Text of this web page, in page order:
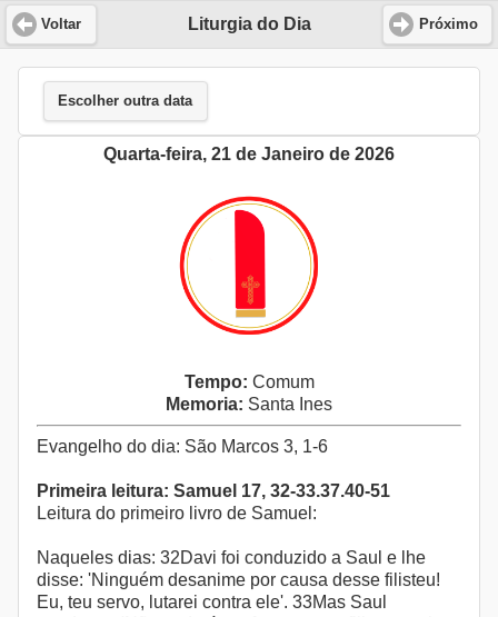
Liturgia do Dia
Voltar Próximo
Escolher outra data
Quarta-feira, 21 de Janeiro de 2026
Tempo: Comum
Memoria: Santa Ines
Evangelho do dia: São Marcos 3, 1-6
Primeira leitura: Samuel 17, 32-33.37.40-51
Leitura do primeiro livro de Samuel:
Naqueles dias: 32Davi foi conduzido a Saul e lhe
disse: 'Ninguém desanime por causa desse filisteu!
Eu, teu servo, lutarei contra ele'. 33Mas Saul